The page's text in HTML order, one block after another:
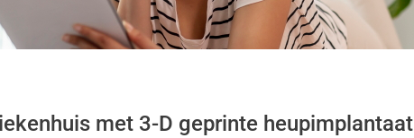
met 3-D geprinte heupimplantaat